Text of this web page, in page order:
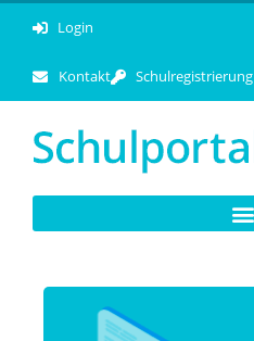
Login
Kontakt Schulregistrierung